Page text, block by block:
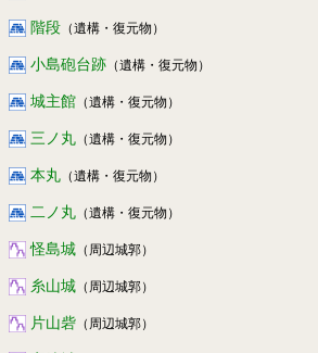
階段 （遺構・復元物）
小島砲台跡 （遺構・復元物）
城主館 （遺構・復元物）
三ノ丸 （遺構・復元物）
本丸 （遺構・復元物）
二ノ丸 （遺構・復元物）
怪島城 （周辺城郭）
糸山城 （周辺城郭）
片山砦 （周辺城郭）